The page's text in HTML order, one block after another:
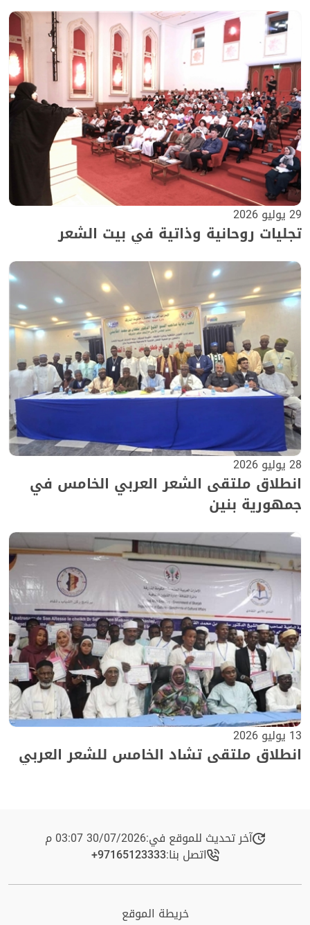
29 يوليو 2026
تجليات روحانية وذاتية في بيت الشعر
28 يوليو 2026
انطلاق ملتقى الشعر العربي الخامس في
جمهورية بنين
13 يوليو 2026
انطلاق ملتقى تشاد الخامس للشعر العربي
آخر تحديث للموقع في:30/07/2026 03:07 م
اتصل بنا:+97165123333​
خريطة الموقع